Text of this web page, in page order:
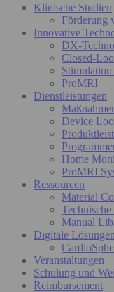
Klinische Studien
Förderung
Innovative
DX-
Closed-
Stimulation
ProMRI
Dienstleistungen
Device
Home
ProMRI
Ressourcen
Material
Manual
Digitale Lösungen
Veranstaltungen
Schulung und
Reimbursement